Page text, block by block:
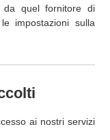
da quel fornitore di
impostazioni sulla
ai nostri servizi